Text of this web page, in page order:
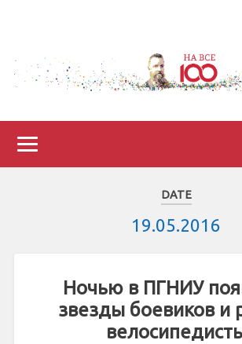
DATE
19.05.2016
Ночью в ПГНИУ
звезды боевиков и